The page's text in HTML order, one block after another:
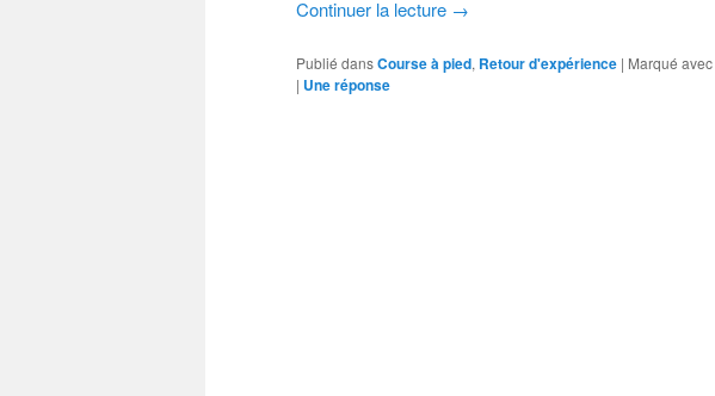
Continuer la lecture →
Publié dansCourse à pied, Retour d'expérience | Marqué avec
| Uneréponse